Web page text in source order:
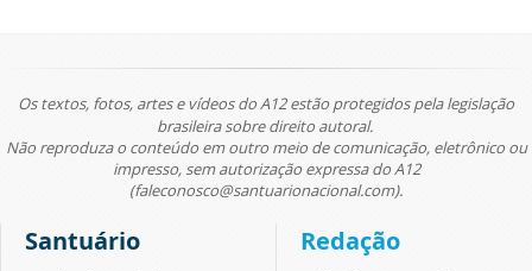
Os textos, fotos, artes e vídeos do A12 estão protegidos pela legislação
brasileira sobre direito autoral.
Não reproduza o conteúdo em outro meio de comunicação, eletrônico ou
impresso, sem autorização expressa do A12
(faleconosco@santuarionacional.com).
Santuário Redação